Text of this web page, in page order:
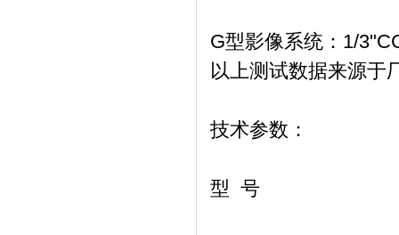
G型影像系统： 1/
以上测试数据来源于
技术参数：
型 号